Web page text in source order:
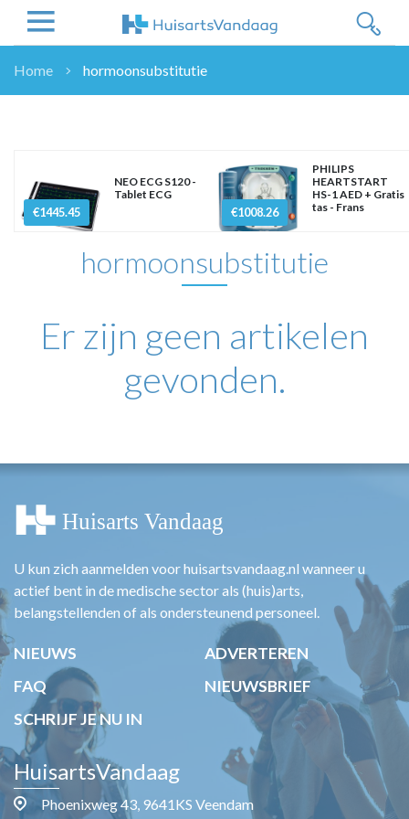
WETENSCHAP
ZORGVERZEKERAARS
NASCHOLINGEN
NHG
LHV
OPINIE
TARIEVEN
MEDISCHE VAKHANDEL
REGISTRATIE
Home hormoonsubstitutie
€1445.45
NEO ECG S120 -
Tablet ECG
€1008.26
PHILIPS
HEARTSTART
HS-1 AED + Gratis
tas - Frans
hormoonsubstitutie
Er zijn geen artikelen
gevonden.
U kun zich aanmelden voor huisartsvandaag.nl wanneer u
actief bent in de medische sector als (huis)arts,
belangstellenden of als ondersteunend personeel.
NIEUWS
ADVERTEREN
FAQ
NIEUWSBRIEF
SCHRIJF JE NU IN
HuisartsVandaag
Phoenixweg 43, 9641KS Veendam